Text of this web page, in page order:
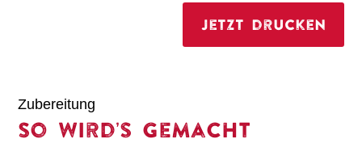
Jetzt drucken
Zubereitung
So wird’s gemacht